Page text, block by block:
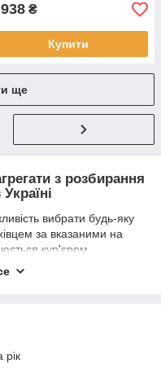
₴
Купити
ще
з розбирання
вибрати будь-яку
за вказаними на
кур'єром
протягом доби.
запчасти по
цены на
а также
по территории
рік